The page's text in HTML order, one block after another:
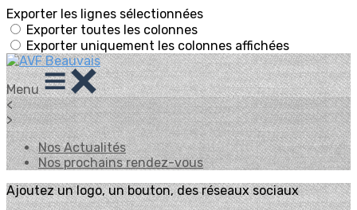
Exporter les lignes sélectionnées
Exporter toutes les colonnes
Exporter uniquement les colonnes affichées
Menu
<
>
Nos Actualités
Nos prochains rendez-vous
Ajoutez un logo, un bouton, des réseaux sociaux